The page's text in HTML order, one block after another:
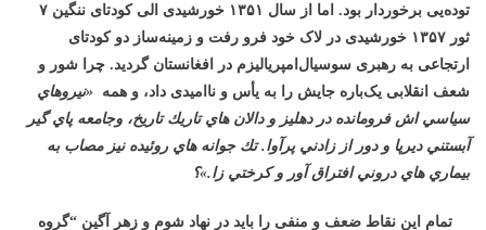
توده‌یی برخوردار بود. اما از سال ۱۳۵۱ خورشیدی الی کودتای ننگین ۷
ثور ۱۳۵۷ خورشیدی در لاک خود فرو رفت و زمینه‌ساز دو کودتای
ارتجاعی به رهبری سوسیال‌امپریالیزم در افغانستان گردید. چرا شور و
شعف انقلابی یک‌باره جایش را به یأس و ناامیدی داد، و همه
«نيروهاي
سياسي اش فرومانده در دهليز و دالان هاي تاريك تاريخ، وجامعه پاي گير
آبستني ديرپا و دور از زادني پرآوا. تك جوانه هاي روئيده نيز مصاب به
بيماري هاي دروني افتراق آور و كرختي زا.»؟
تمام این نقاط ضعف و منفی را باید در نهاد شوم و زهر آگین “گروه